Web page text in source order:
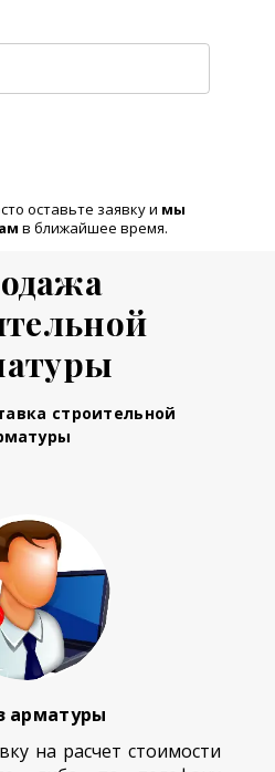
оставьте заявку и мы
в ближайшее время.
строительной
арматуры
на расчет стоимости